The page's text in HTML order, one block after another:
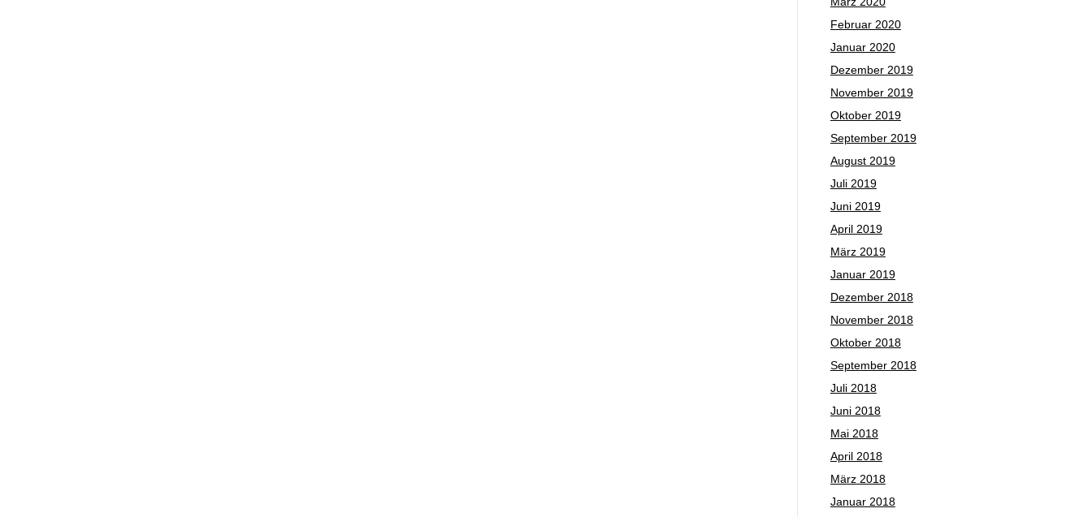
Februar 2020
Januar 2020
Dezember 2019
November 2019
Oktober 2019
September 2019
August 2019
Juli 2019
Juni 2019
April 2019
März 2019
Januar 2019
Dezember 2018
November 2018
Oktober 2018
September 2018
Juli 2018
Juni 2018
Mai 2018
April 2018
März 2018
Januar 2018